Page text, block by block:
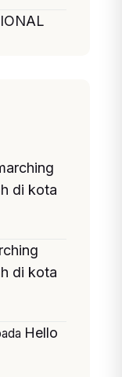
di kota
di kota
Hello